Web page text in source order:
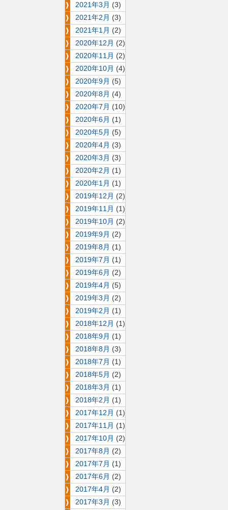
2021年3月 (3)
2021年2月 (3)
2021年1月 (2)
2020年12月 (2)
2020年11月 (2)
2020年10月 (4)
2020年9月 (5)
2020年8月 (4)
2020年7月 (10)
2020年6月 (1)
2020年5月 (5)
2020年4月 (3)
2020年3月 (3)
2020年2月 (1)
2020年1月 (1)
2019年12月 (2)
2019年11月 (1)
2019年10月 (2)
2019年9月 (2)
2019年8月 (1)
2019年7月 (1)
2019年6月 (2)
2019年4月 (5)
2019年3月 (2)
2019年2月 (1)
2018年12月 (1)
2018年9月 (1)
2018年8月 (3)
2018年7月 (1)
2018年5月 (2)
2018年3月 (1)
2018年2月 (1)
2017年12月 (1)
2017年11月 (1)
2017年10月 (2)
2017年8月 (2)
2017年7月 (1)
2017年6月 (2)
2017年4月 (2)
2017年3月 (3)